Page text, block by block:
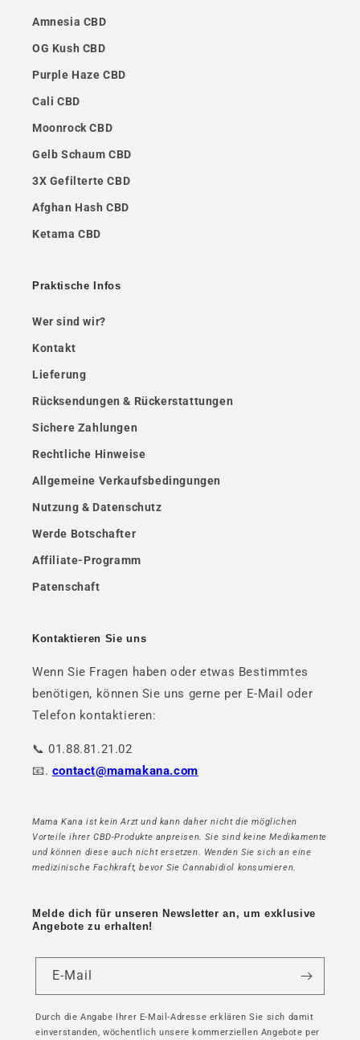
Amnesia CBD
OG Kush CBD
Purple Haze CBD
Cali CBD
Moonrock CBD
Gelb Schaum CBD
3X Gefilterte CBD
Afghan Hash CBD
Ketama CBD
Praktische Infos
Wer sind wir?
Kontakt
Lieferung
Rücksendungen & Rückerstattungen
Sichere Zahlungen
Rechtliche Hinweise
Allgemeine Verkaufsbedingungen
Nutzung & Datenschutz
Werde Botschafter
Affiliate-Programm
Patenschaft
Kontaktieren Sie uns
Wenn Sie Fragen haben oder etwas Bestimmtes
benötigen, können Sie uns gerne per E-Mail oder
Telefon kontaktieren:
📞 01.88.81.21.02
📧. contact@mamakana.com
Mama Kana ist kein Arzt und kann daher nicht die möglichen
Vorteile ihrer CBD-Produkte anpreisen. Sie sind keine Medikamente
und können diese auch nicht ersetzen. Wenden Sie sich an eine
medizinische Fachkraft, bevor Sie Cannabidiol konsumieren.
Melde dich für unseren Newsletter an, um exklusive
Angebote zu erhalten!
E-Mail
Durch die Angabe Ihrer E-Mail-Adresse erklären Sie sich damit
einverstanden, wöchentlich unsere kommerziellen Angebote per